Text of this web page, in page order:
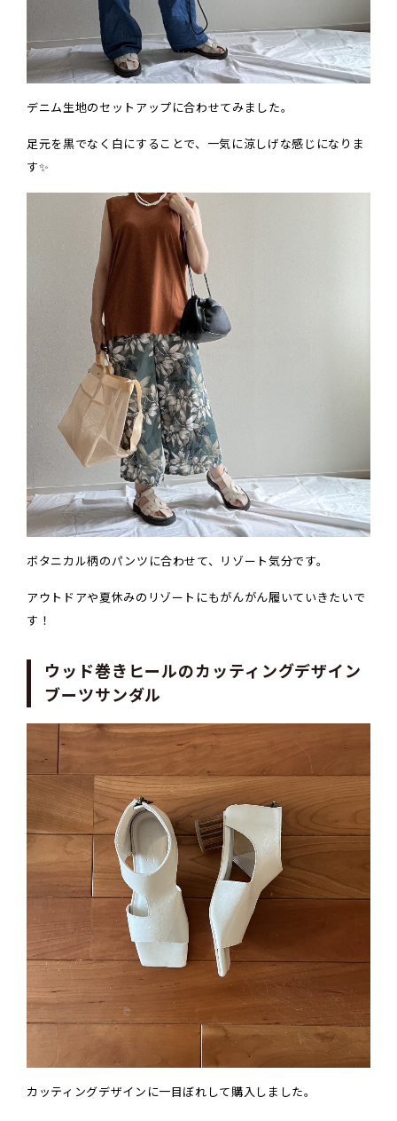
デニム生地のセットアップに合わせてみました。
足元を黒でなく白にすることで、一気に涼しげな感じになりま
す✨
ボタニカル柄のパンツに合わせて、リゾート気分です。
アウトドアや夏休みのリゾートにもがんがん履いていきたいで
す！
ウッド巻きヒールのカッティングデザイン
ブーツサンダル
カッティングデザインに一目ぼれして購入しました。